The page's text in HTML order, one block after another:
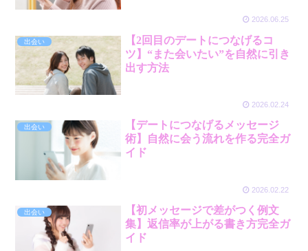
2026.06.25
出会い
【2回目のデートにつなげるコ
ツ】“また会いたい”を自然に引き
出す方法
2026.02.24
出会い
【デートにつなげるメッセージ
術】自然に会う流れを作る完全ガ
イド
2026.02.22
出会い
【初メッセージで差がつく例文
集】返信率が上がる書き方完全ガ
イド